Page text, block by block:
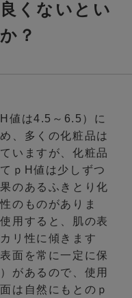
くないとい
？
値は4.5～6.5）に
、多くの化粧品は
いますが、化粧品
ｐH値は少しずつ
のあるふきとり化
のものがありま
用すると、肌の表
リ性に傾きます
面を常に一定に保
があるので、使用
は自然にもとのｐ